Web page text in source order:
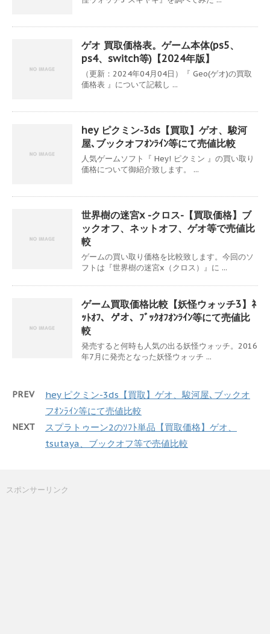
ゲオ 買取価格表。ゲーム本体(ps5、
ps4、switch等)【2024年版】
（更新：2024年04月04日）『 Geo(ゲオ)の買取
価格表 』について記載し ...
hey ピクミン-3ds【買取】ゲオ、駿河
屋､ブックオフｵﾝﾗｲﾝ等にて売値比較
人気ゲームソフト『 Hey! ピクミン 』の買い取り
価格について御紹介致します。 ...
世界樹の迷宮x -クロス-【買取価格】ブ
ックオフ、ネットオフ、ゲオ等で売値比
較
ゲームの買い取り価格を比較致します。今回のソ
フトは『世界樹の迷宮x（クロス）』に ...
ゲーム買取価格比較【妖怪ウォッチ3】ﾈ
ｯﾄｵﾌ、ゲオ、ﾌﾞｯｸｵﾌｵﾝﾗｲﾝ等にて売値比
較
発売すると何時も人気の出る妖怪ウォッチ。2016
年7月に発売となった妖怪ウォッチ ...
PREV
hey ピクミン-3ds【買取】ゲオ、駿河屋､ブックオ
フｵﾝﾗｲﾝ等にて売値比較
NEXT
スプラトゥーン2のｿﾌﾄ単品【買取価格】ゲオ、
tsutaya、ブックオフ等で売値比較
スポンサーリンク